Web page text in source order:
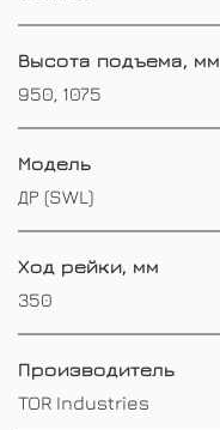
Высота подъема, мм
950, 1075
Модель
ДР (SWL)
Ход рейки, мм
350
Производитель
TOR Industries